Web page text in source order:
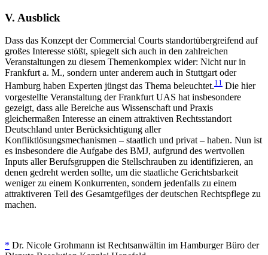
V. Ausblick
Dass das Konzept der Commercial Courts standortübergreifend auf
großes Interesse stößt, spiegelt sich auch in den zahlreichen
Veranstaltungen zu diesem Themenkomplex wider: Nicht nur in
Frankfurt a. M., sondern unter anderem auch in Stuttgart oder
Hamburg haben Experten jüngst das Thema beleuchtet.11 Die hier
vorgestellte Veranstaltung der Frankfurt UAS hat insbesondere
gezeigt, dass alle Bereiche aus Wissenschaft und Praxis
gleichermaßen Interesse an einem attraktiven Rechtsstandort
Deutschland unter Berücksichtigung aller
Konfliktlösungsmechanismen – staatlich und privat – haben. Nun ist
es insbesondere die Aufgabe des BMJ, aufgrund des wertvollen
Inputs aller Berufsgruppen die Stellschrauben zu identifizieren, an
denen gedreht werden sollte, um die staatliche Gerichtsbarkeit
weniger zu einem Konkurrenten, sondern jedenfalls zu einem
attraktiveren Teil des Gesamtgefüges der deutschen Rechtspflege zu
machen.
* Dr. Nicole Grohmann ist Rechtsanwältin im Hamburger Büro der